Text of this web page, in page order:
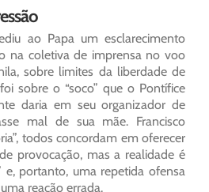
ao Papa um esclarecimento
na coletiva de imprensa no voo
sobre limites da liberdade de
sobre o “soco” que o Pontífice
daria em seu organizador de
mal de sua mãe. Francisco
todos concordam em oferecer
provocação, mas a realidade é
e, portanto, uma repetida ofensa
reação errada.